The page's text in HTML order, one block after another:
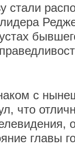
с
что
главы